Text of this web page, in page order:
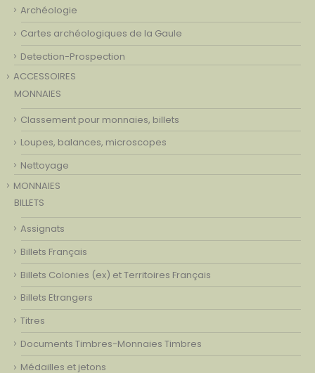
Archéologie
Cartes archéologiques de la Gaule
Detection-Prospection
ACCESSOIRES
MONNAIES
Classement pour monnaies, billets
Loupes, balances, microscopes
Nettoyage
MONNAIES
BILLETS
Assignats
Billets Français
Billets Colonies (ex) et Territoires Français
Billets Etrangers
Titres
Documents Timbres-Monnaies Timbres
Médailles et jetons